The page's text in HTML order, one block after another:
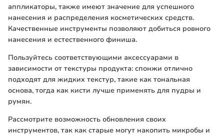
аппликаторы, также имеют значение для успешного
нанесения и распределения косметических средств.
Качественные инструменты позволяют добиться ровного
нанесения и естественного финиша.
Пользуйтесь соответствующими аксессуарами в
зависимости от текстуры продукта: спонжи отлично
подходят для жидких текстур, такие как тональная
основа, тогда как кисти лучше применять для пудры и
румян.
Рассмотрите возможность обновления своих
инструментов, так как старые могут накопить микробы и